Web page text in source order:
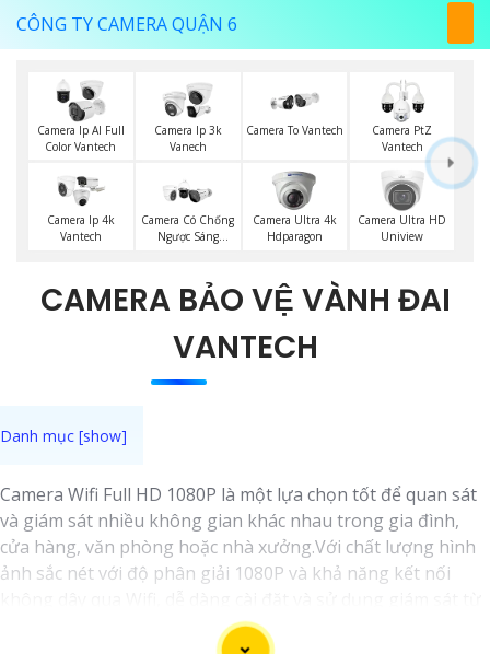
CÔNG TY CAMERA QUẬN 6
Camera Ip AI Full
Color Vantech
Camera Ip 3k
Vanech
Camera To Vantech
Camera PtZ
Vantech
Camera Ip 4k
Vantech
Camera Có Chống
Ngược Sáng
Camera Ultra 4k
Hdparagon
Camera Ultra HD
Uniview
CAMERA BẢO VỆ VÀNH ĐAI
VANTECH
Camera Wifi Full HD 1080P là một lựa chọn tốt để quan sát
và giám sát nhiều không gian khác nhau trong gia đình,
cửa hàng, văn phòng hoặc nhà xưởng.Với chất lượng hình
ảnh sắc nét với độ phân giải 1080P và khả năng kết nối
xa thông qua ứng dụng trên điện thoại hoặc máy tính.